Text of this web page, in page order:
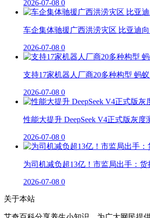
2026-07-08 0
车企集体驰援广西洪涝灾区 比亚迪
2026-07-08 0
支持17家机器人厂商20多种构型 蚂
2026-07-08 0
性能大提升 DeepSeek V4正式版灰度
2026-07-08 0
为司机减负超13亿！市监局出手：
2026-07-08 0
关于本站